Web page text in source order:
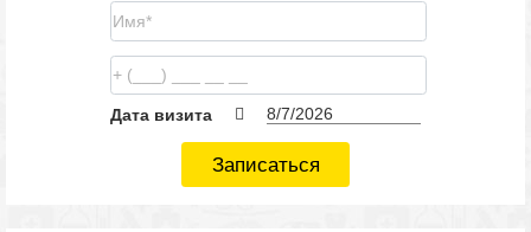
Дата визита
Записаться